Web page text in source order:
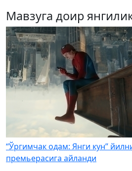
Мавзуга доир
“Ўргимчак одам: Янги кун”
премьерасига айланди